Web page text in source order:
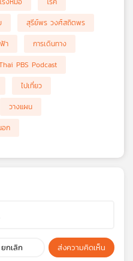
สุรีย์พร วงศ์สถิตพร
า
การเดินทาง
PBS Podcast
ไปเที่ยว
วางแผน
อก
ยกเลิก ส่งความคิดเห็น